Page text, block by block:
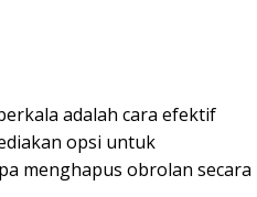
adalah cara efektif
opsi untuk
menghapus obrolan secara